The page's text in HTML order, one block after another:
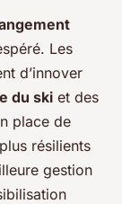
Les
d’innover
du ski et des
place de
résilients
gestion